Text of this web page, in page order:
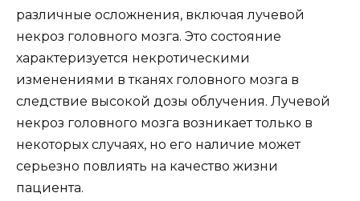
различные осложнения, включая лучевой
некроз головного мозга. Это состояние
характеризуется некротическими
изменениями в тканях головного мозга в
следствие высокой дозы облучения. Лучевой
некроз головного мозга возникает только в
некоторых случаях, но его наличие может
серьезно повлиять на качество жизни
пациента.